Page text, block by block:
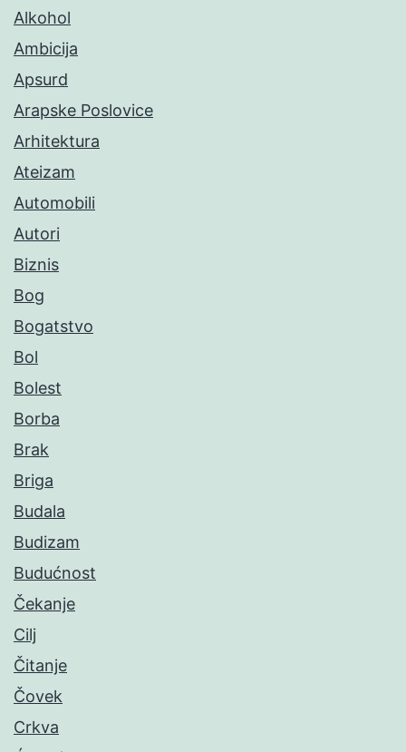
Alkohol
Ambicija
Apsurd
Arapske Poslovice
Arhitektura
Ateizam
Automobili
Autori
Biznis
Bog
Bogatstvo
Bol
Bolest
Borba
Brak
Briga
Budala
Budizam
Budućnost
Čekanje
Cilj
Čitanje
Čovek
Crkva